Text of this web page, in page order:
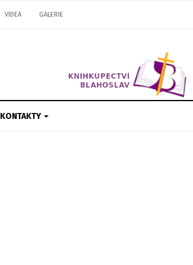
VIDEA GALERIE
KONTAKTY